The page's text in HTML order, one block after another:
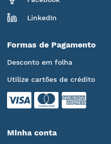
LinkedIn
Formas de Pagamento
Desconto em folha
Utilize cartões de crédito
Minha conta